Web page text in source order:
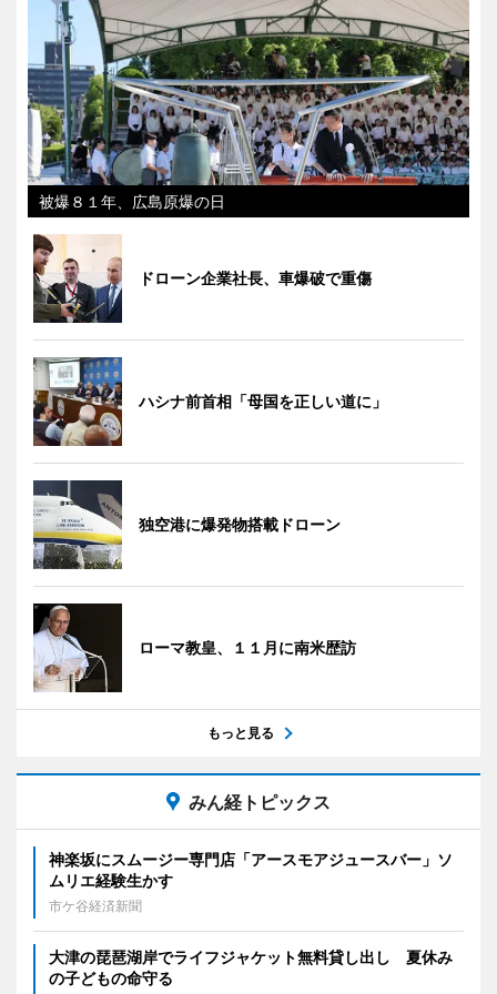
被爆８１年、広島原爆の日
ドローン企業社長、車爆破で重傷
ハシナ前首相「母国を正しい道に」
独空港に爆発物搭載ドローン
ローマ教皇、１１月に南米歴訪
もっと見る
みん経トピックス
神楽坂にスムージー専門店「アースモアジュースバー」ソ
ムリエ経験生かす
市ケ谷経済新聞
大津の琵琶湖岸でライフジャケット無料貸し出し 夏休み
の子どもの命守る